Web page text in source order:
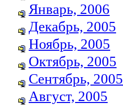
Январь, 2006
Декабрь, 2005
Ноябрь, 2005
Октябрь, 2005
Сентябрь, 2005
Август, 2005